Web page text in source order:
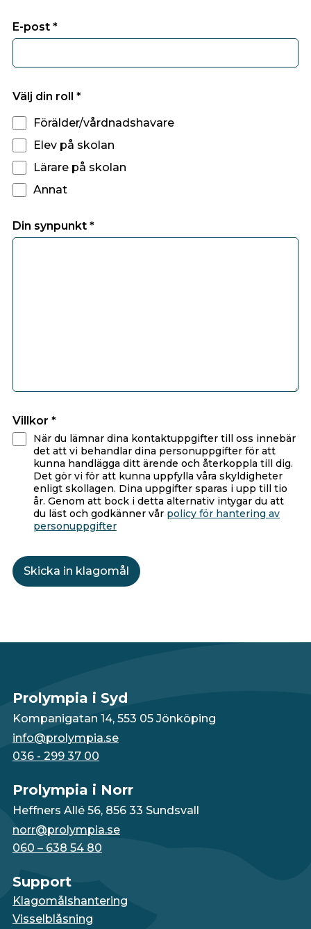
E-post *
Välj din roll *
Förälder/vårdnadshavare
Elev på skolan
Lärare på skolan
Annat
Din synpunkt *
Villkor *
När du lämnar dina kontaktuppgifter till oss innebär
det att vi behandlar dina personuppgifter för att
kunna handlägga ditt ärende och återkoppla till dig.
Det gör vi för att kunna uppfylla våra skyldigheter
enligt skollagen. Dina uppgifter sparas i upp till tio
år. Genom att bock i detta alternativ intygar du att
du läst och godkänner vår policy för hantering av
personuppgifter
Prolympia i Syd
Kompanigatan 14, 553 05 Jönköping
info@prolympia.se
036 - 299 37 00
Prolympia i Norr
Heffners Allé 56, 856 33 Sundsvall
norr@prolympia.se
060 – 638 54 80
Support
Klagomålshantering
Visselblåsning